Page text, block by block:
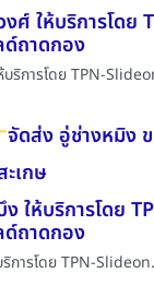
ศ์ ให้บริการโดย
ด์ถาดกอง
บริการโดย TPN-
จัดส่ง อู่ช่างหมิง
เกษ
ให้บริการโดย
ด์ถาดกอง
การโดย TPN-